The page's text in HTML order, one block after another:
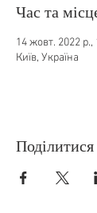
Час та
14 жовт. 2022 р.,
Київ, Україна
Поділитися